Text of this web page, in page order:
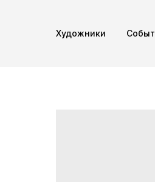
Художники